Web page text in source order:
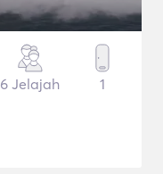
6 Jelajah 1